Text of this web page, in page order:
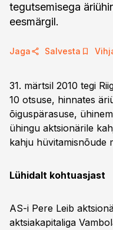
tegutsemisega
eesmärgil.
Jaga Salvesta
31. märtsil 2010 tegi
10 otsuse, hinnates
õiguspärasuse,
ühingu aktsionärile
kahju hüvitamisnõude
Lühidalt kohtuasjast
AS-i Pere Leib
aktsiakapitaliga